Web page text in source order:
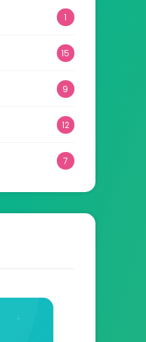
1
15
9
12
7